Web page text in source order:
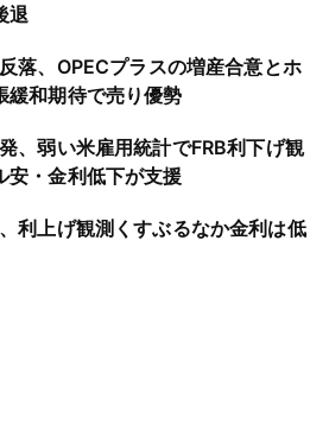
退
落、OPECプラスの増産合意とホ
緩和期待で売り優勢
、弱い米雇用統計でFRB利下げ観
安・金利低下が支援
利上げ観測くすぶるなか金利は低